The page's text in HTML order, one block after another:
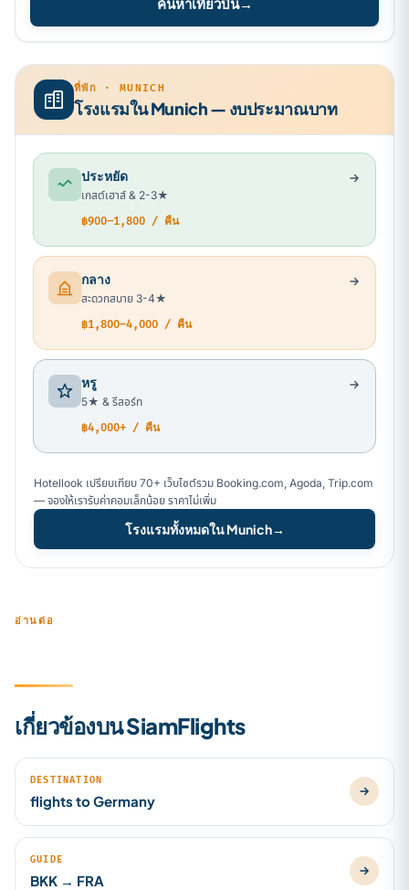
ที่พัก · MUNICH
โรงแรมใน Munich — งบประมาณบาท
ประหยัด
เกสต์เฮาส์ & 2-3★
฿900–1,800 / คืน
กลาง
สะดวกสบาย 3-4★
฿1,800–4,000 / คืน
หรู
5★ & รีสอร์ท
฿4,000+ / คืน
Hotellook เปรียบเทียบ 70+ เว็บไซต์รวม Booking.com, Agoda, Trip.com
— จองให้เรารับค่าคอมเล็กน้อย ราคาไม่เพิ่ม
โรงแรมทั้งหมดใน Munich→
อ่านต่อ
เกี่ยวข้องบน SiamFlights
DESTINATION
flights to Germany
GUIDE
BKK → FRA